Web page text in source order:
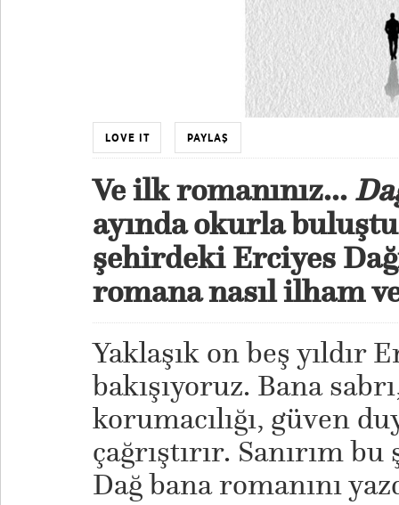
LOVE IT PAYLAŞ
Ve ilk romanınız...
ayında okurla buluştu.
şehirdeki Erciyes
romana nasıl ilham
Yaklaşık on beş yıldır
bakışıyoruz. Bana
korumacılığı, güven
çağrıştırır. Sanırım
Dağ bana romanını